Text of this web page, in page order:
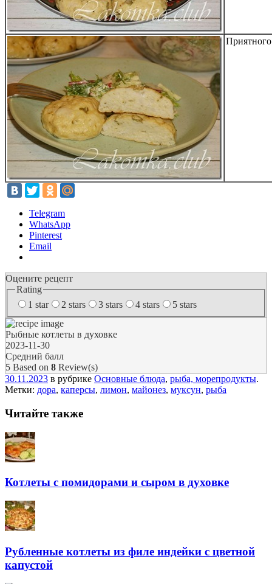
Telegram
WhatsApp
Pinterest
Email
Оцените рецепт
Rating
1 star
2 stars 3 stars 4 stars 5 stars
Рыбные котлеты в духовке
2023-11-30
Средний балл
5 Based on 8 Review(s)
30.11.2023 в рубрике Основные блюда, рыба, морепродукты.
Метки: дора, каперсы, лимон, майонез, муксун, рыба
Читайте также
Котлеты с помидорами и сыром в духовке
Рубленные котлеты из филе индейки с цветной
капустой